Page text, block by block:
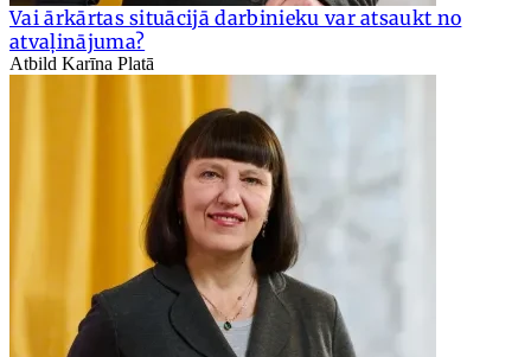
Vai ārkārtas situācijā darbinieku var atsaukt no
atvaļinājuma?
Atbild Karīna Platā